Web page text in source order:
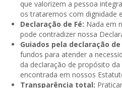
que valorizem a pessoa
os trataremos com dignidade
Declaração de Fé: Nada em
pode contradizer nossa
Guiados pela declaração
fundos para atender a
da declaração de propósito
encontrada em nossos
Transparência total: